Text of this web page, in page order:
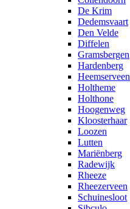
De Krim
Dedemsvaart
Den Velde
Diffelen
Gramsbergen
Hardenberg
Heemserveen
Holtheme
Holthone
Hoogenweg
Kloosterhaar
Loozen
Lutten
Mariënberg
Radewijk
Rheeze
Rheezerveen
Schuinesloot